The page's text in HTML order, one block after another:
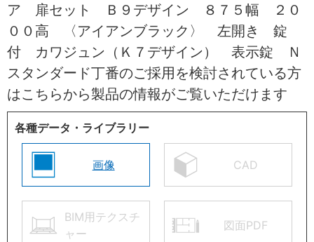
ア 扉セット Ｂ９デザイン ８７５幅 ２０
００高 〈アイアンブラック〉 左開き 錠
付 カワジュン（Ｋ７デザイン） 表示錠 Ｎ
スタンダード丁番のご採用を検討されている方
はこちらから製品の情報がご覧いただけます
各種データ・ライブラリー
画像 CAD
BIM用テクスチ
ャー
図面PDF